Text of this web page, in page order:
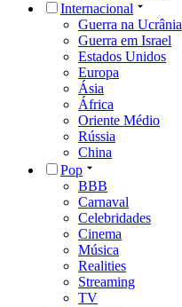
Internacional
Guerra na Ucrânia
Guerra em Israel
Estados Unidos
Europa
Ásia
África
Oriente Médio
Rússia
China
Pop
BBB
Carnaval
Celebridades
Cinema
Música
Realities
Streaming
TV